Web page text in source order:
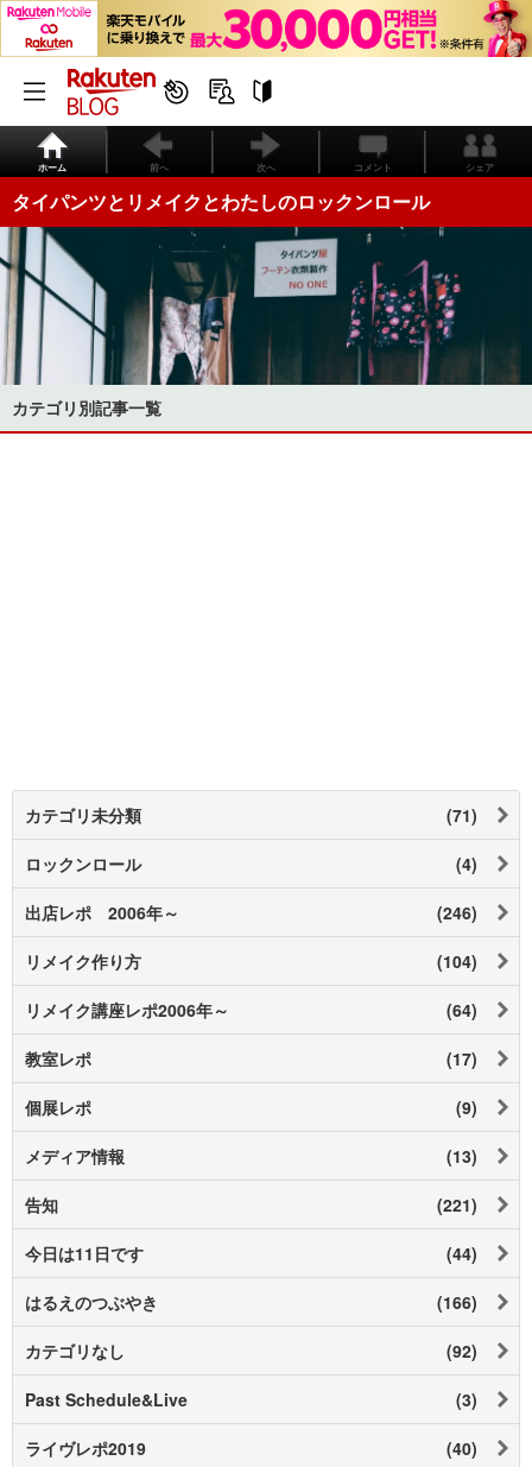
ホーム 前へ 次へ コメント シェア
タイパンツとリメイクとわたしのロックンロール
カテゴリ別記事一覧
カテゴリ未分類 (71)
ロックンロール (4)
出店レポ 2006年～ (246)
リメイク作り方 (104)
リメイク講座レポ2006年～ (64)
教室レポ (17)
個展レポ (9)
メディア情報 (13)
告知 (221)
今日は11日です (44)
はるえのつぶやき (166)
カテゴリなし (92)
Past Schedule&Live (3)
ライヴレポ2019 (40)